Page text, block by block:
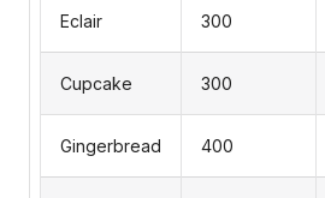
Eclair 300
Cupcake 300
Gingerbread 400